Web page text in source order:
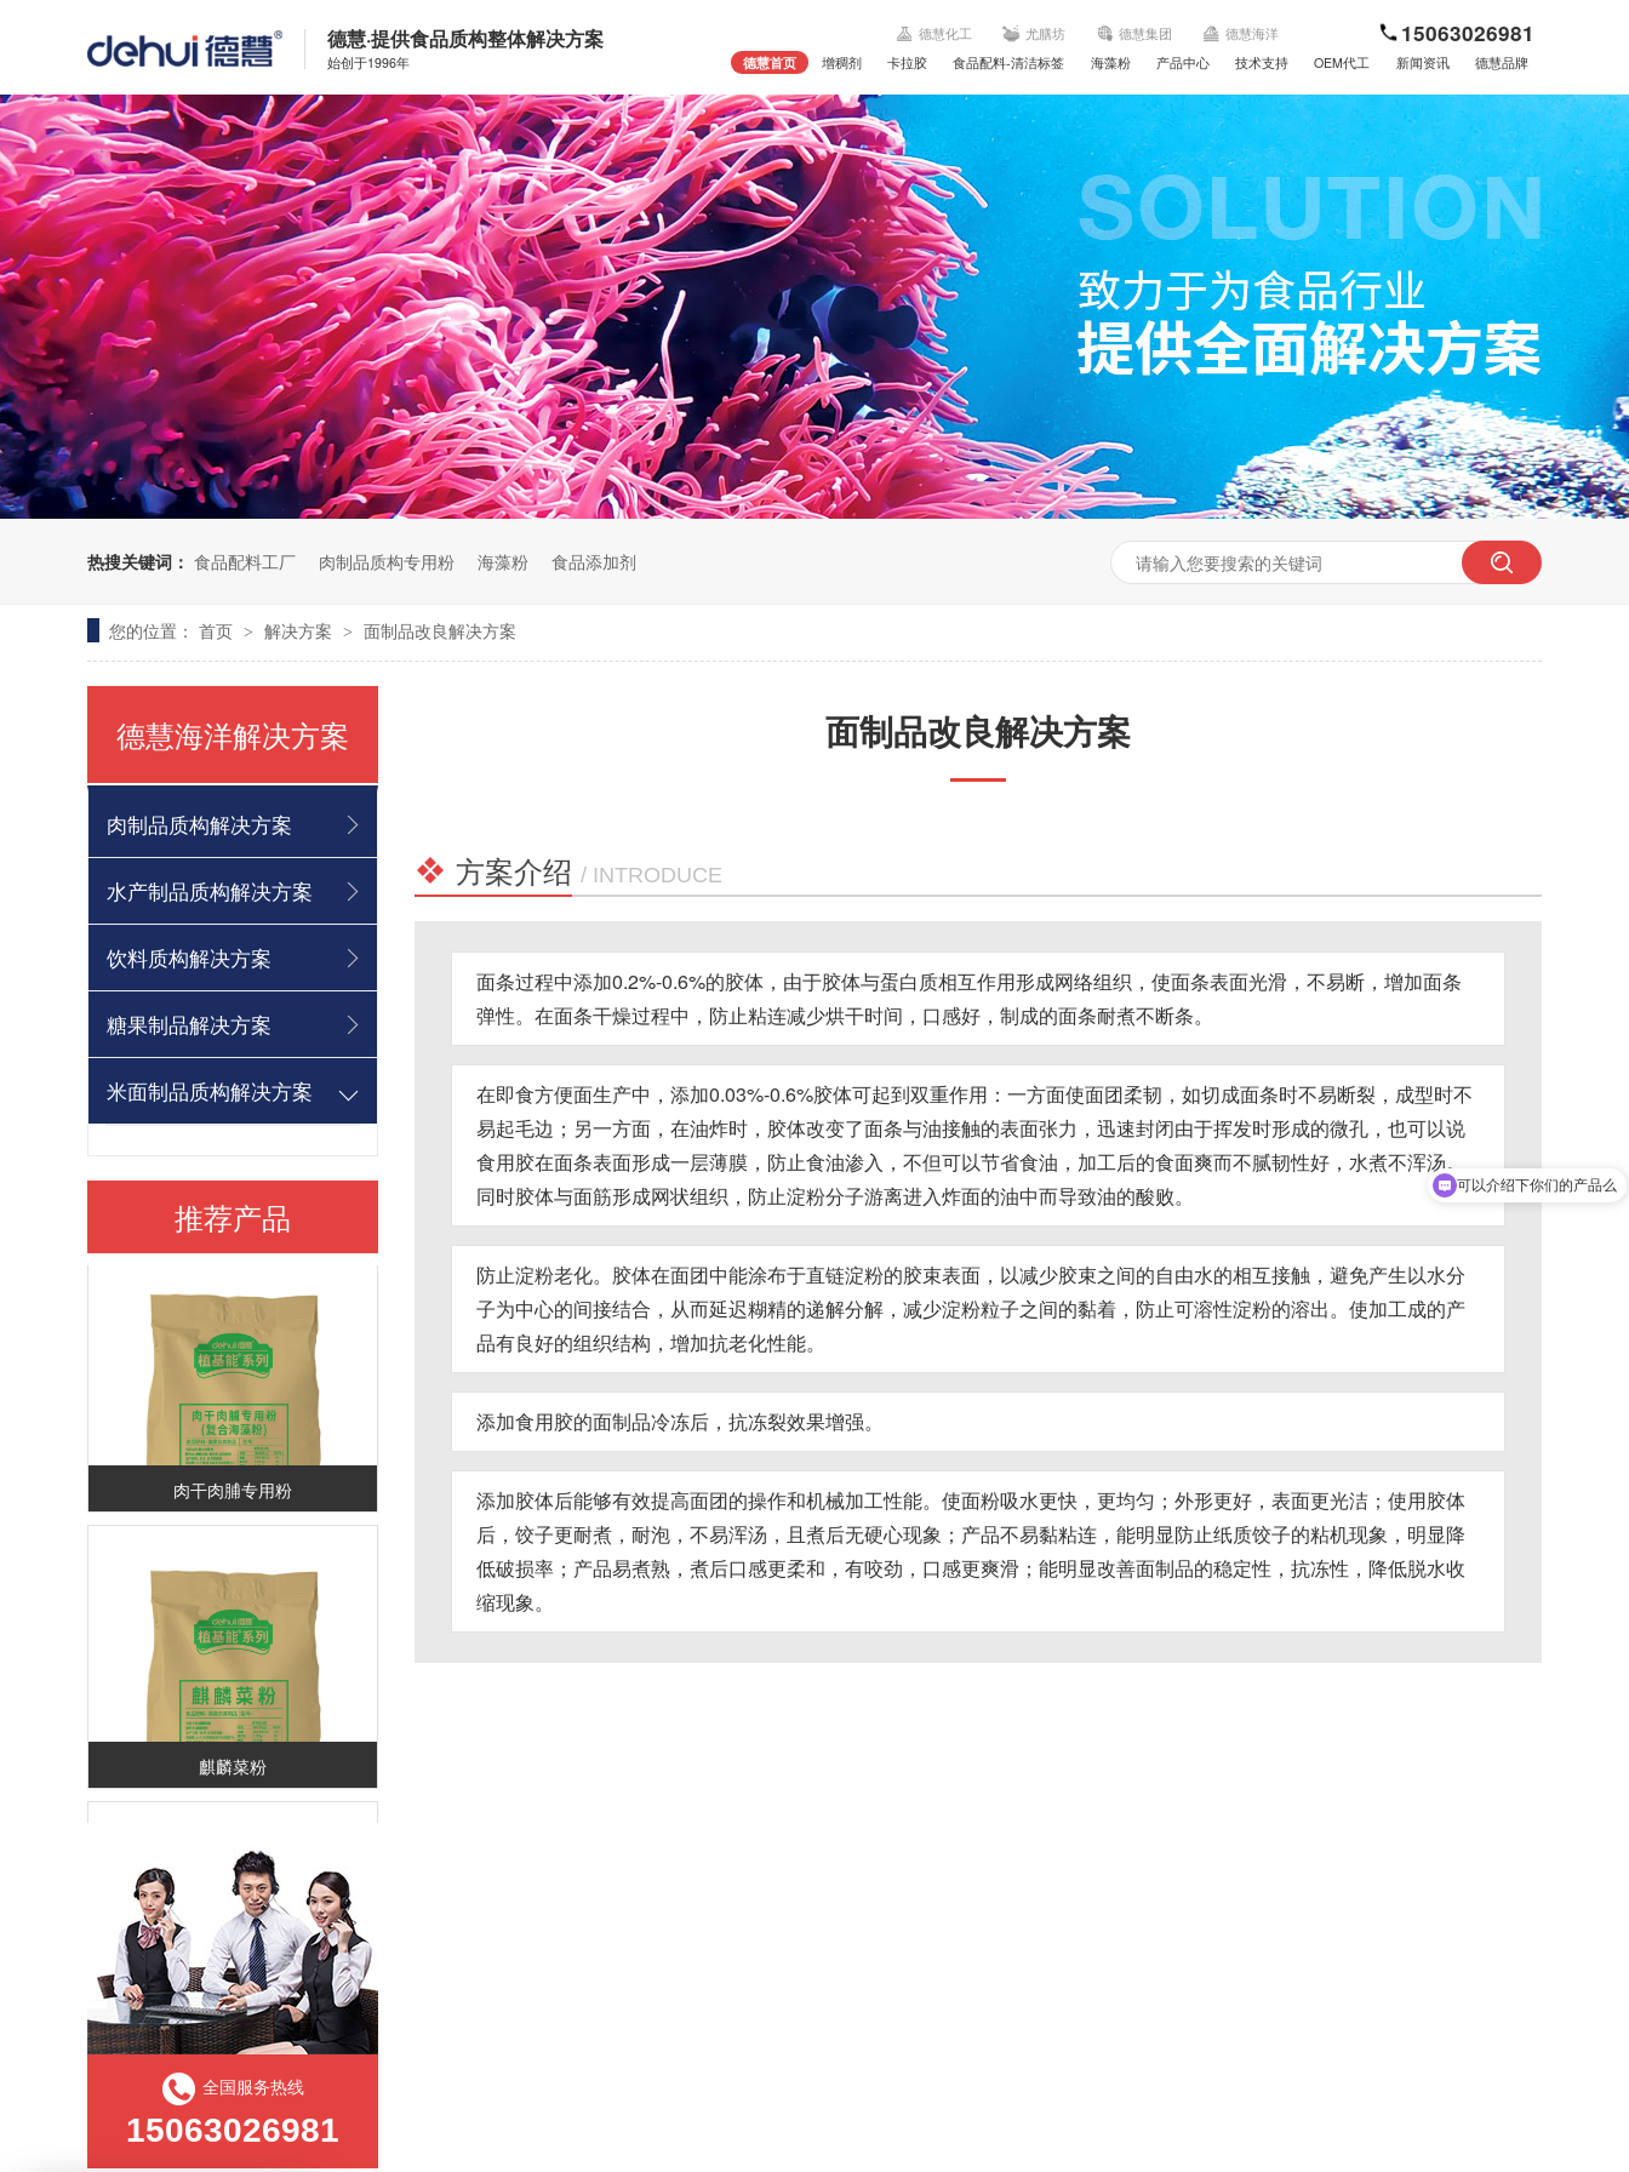
德慧·提供食品质构整体解决方案
始创于1996年
德慧化工 尤膳坊 德慧集团 德慧海洋 15063026981
德慧首页 增稠剂 卡拉胶 食品配料-清洁标签 海藻粉 产品中心 技术支持 OEM代工 新闻资讯 德慧品牌
热搜关键词： 食品配料工厂 肉制品质构专用粉 海藻粉 食品添加剂
您的位置： 首页 > 解决方案 > 面制品改良解决方案
面制品改良解决方案
方案介绍 / INTRODUCE
面条过程中添加0.2%-0.6%的胶体，由于胶体与蛋白质相互作用形成网络组织，使面条表面光滑，不易断，增加面条
弹性。在面条干燥过程中，防止粘连减少烘干时间，口感好，制成的面条耐煮不断条。
在即食方便面生产中，添加0.03%-0.6%胶体可起到双重作用：一方面使面团柔韧，如切成面条时不易断裂，成型时不
易起毛边；另一方面，在油炸时，胶体改变了面条与油接触的表面张力，迅速封闭由于挥发时形成的微孔，也可以说
食用胶在面条表面形成一层薄膜，防止食油渗入，不但可以节省食油，加工后的食面爽而不腻韧性好，水煮不浑汤。
同时胶体与面筋形成网状组织，防止淀粉分子游离进入炸面的油中而导致油的酸败。
防止淀粉老化。胶体在面团中能涂布于直链淀粉的胶束表面，以减少胶束之间的自由水的相互接触，避免产生以水分
子为中心的间接结合，从而延迟糊精的递解分解，减少淀粉粒子之间的黏着，防止可溶性淀粉的溶出。使加工成的产
品有良好的组织结构，增加抗老化性能。
添加食用胶的面制品冷冻后，抗冻裂效果增强。
添加胶体后能够有效提高面团的操作和机械加工性能。使面粉吸水更快，更均匀；外形更好，表面更光洁；使用胶体
后，饺子更耐煮，耐泡，不易浑汤，且煮后无硬心现象；产品不易黏粘连，能明显防止纸质饺子的粘机现象，明显降
低破损率；产品易煮熟，煮后口感更柔和，有咬劲，口感更爽滑；能明显改善面制品的稳定性，抗冻性，降低脱水收
缩现象。
德慧海洋解决方案
肉制品质构解决方案
水产制品质构解决方案
饮料质构解决方案
糖果制品解决方案
米面制品质构解决方案
推荐产品
品质提升专用粉
肉丸专用粉
肉干肉脯专用粉
麒麟菜粉
注射专用粉
全国服务热线
15063026981
可以介绍下你们的产品么